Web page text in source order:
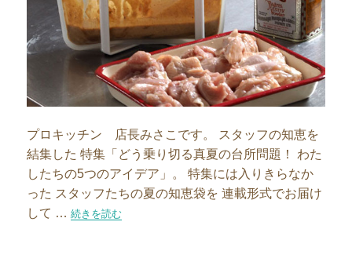
プロキッチン 店長みさこです。 スタッフの知恵を
結集した 特集「どう乗り切る真夏の台所問題！ わた
したちの5つのアイデア」。 特集には入りきらなか
った スタッフたちの夏の知恵袋を 連載形式でお届け
して …“【夏の知恵袋】スタッシャーで手を汚さず作れるタンドリー
続きを読む